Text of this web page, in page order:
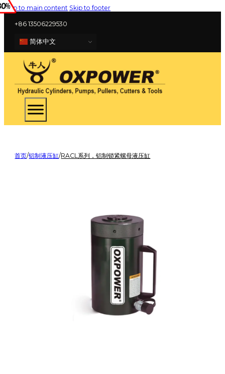
Skip to main content Skip to footer
+86 13506229530
简体中文
首页/铝制液压缸/RACL系列，铝制锁紧螺母液压缸